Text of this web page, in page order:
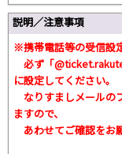
説明／注意事項
※携帯電話等の受信設
必ず 「
に設定してください。
なりすましメールの
ますので、
あわせてご確認をお